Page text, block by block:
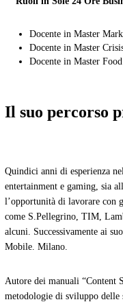
Docente in Master
Docente in Master
Docente in Master
Il suo percorso
Quindici anni di esperienza
entertainment e gaming, sia
l’opportunità di lavorare con
come S.Pellegrino, TIM,
alcuni. Successivamente ai
Mobile. Milano.
Autore dei manuali “Content
metodologie di sviluppo